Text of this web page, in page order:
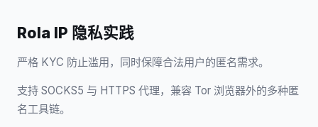
Rola IP 隐私实践
严格 KYC 防止滥用，同时保障合法用户的匿名需求。
支持 SOCKS5 与 HTTPS 代理，兼容 Tor 浏览器外的多种匿
名工具链。